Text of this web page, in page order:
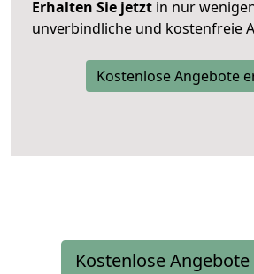
Erhalten Sie jetzt in nur
unverbindliche und kostenfreie
Kostenlose Angebote
Kostenlose